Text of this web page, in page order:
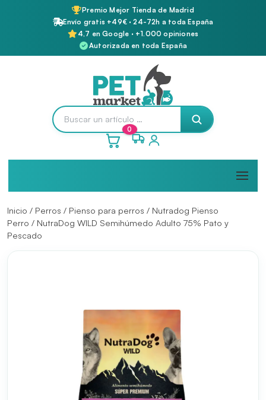
Premio Mejor Tienda de Madrid
Envío gratis +49€ · 24-72h a toda España
4,7 en Google · +1.000 opiniones
Autorizada en toda España
0
Inicio / Perros / Pienso para perros / Nutradog Pienso
Perro / NutraDog WILD Semihúmedo Adulto 75% Pato y
Pescado